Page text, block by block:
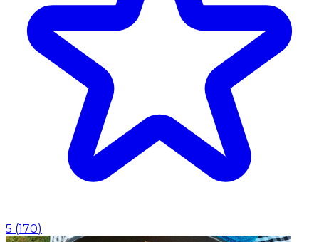
5 (170)